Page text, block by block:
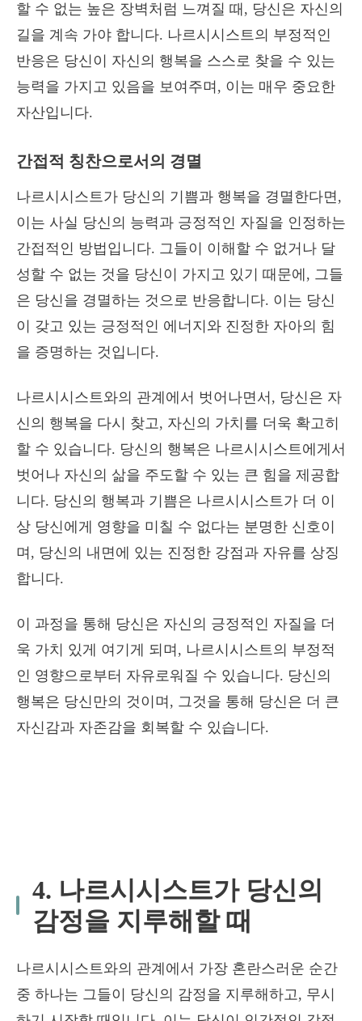
할 수 없는 높은 장벽처럼 느껴질 때, 당신은 자신의
길을 계속 가야 합니다. 나르시시스트의 부정적인
반응은 당신이 자신의 행복을 스스로 찾을 수 있는
능력을 가지고 있음을 보여주며, 이는 매우 중요한
자산입니다.
간접적 칭찬으로서의 경멸
나르시시스트가 당신의 기쁨과 행복을 경멸한다면,
이는 사실 당신의 능력과 긍정적인 자질을 인정하는
간접적인 방법입니다. 그들이 이해할 수 없거나 달
성할 수 없는 것을 당신이 가지고 있기 때문에, 그들
은 당신을 경멸하는 것으로 반응합니다. 이는 당신
이 갖고 있는 긍정적인 에너지와 진정한 자아의 힘
을 증명하는 것입니다.
나르시시스트와의 관계에서 벗어나면서, 당신은 자
신의 행복을 다시 찾고, 자신의 가치를 더욱 확고히
할 수 있습니다. 당신의 행복은 나르시시스트에게서
벗어나 자신의 삶을 주도할 수 있는 큰 힘을 제공합
니다. 당신의 행복과 기쁨은 나르시시스트가 더 이
상 당신에게 영향을 미칠 수 없다는 분명한 신호이
며, 당신의 내면에 있는 진정한 강점과 자유를 상징
합니다.
이 과정을 통해 당신은 자신의 긍정적인 자질을 더
욱 가치 있게 여기게 되며, 나르시시스트의 부정적
인 영향으로부터 자유로워질 수 있습니다. 당신의
행복은 당신만의 것이며, 그것을 통해 당신은 더 큰
자신감과 자존감을 회복할 수 있습니다.
4. 나르시시스트가 당신의
감정을 지루해할 때
나르시시스트와의 관계에서 가장 혼란스러운 순간
중 하나는 그들이 당신의 감정을 지루해하고, 무시